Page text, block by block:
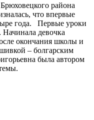
района
что впервые
года. Первые уроки
девочка
окончания школы и
– болгарским
была автором